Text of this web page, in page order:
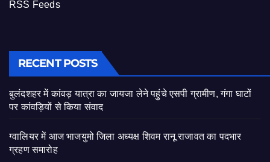
RSS Feeds
RECENT POSTS
बुलंदशहर में कांवड़ यात्रा का जायजा लेने पहुंचे एसपी ग्रामीण, गंगा घाटों
पर कांवड़ियों से किया संवाद
ग्वालियर में आज भाजयुमो जिला अध्यक्ष शिवम रानू राजावत का पदभार
ग्रहण समारोह